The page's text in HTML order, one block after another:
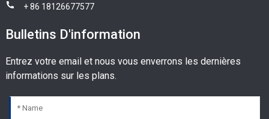
+ 86 18126677577
Bulletins D'information
Entrez votre email et nous vous enverrons les dernières
informations sur les plans.